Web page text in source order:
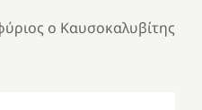
ο Καυσοκαλυβίτης